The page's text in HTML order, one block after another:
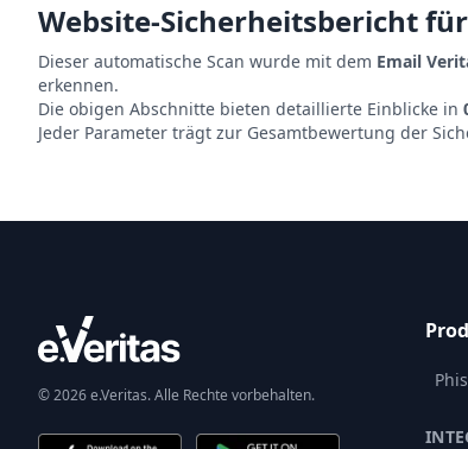
Website-Sicherheitsbericht für
Dieser automatische Scan wurde mit dem Email
erkennen.
Die obigen Abschnitte bieten detaillierte Einblicke in
Jeder Parameter trägt zur Gesamtbewertung der
© 2026 e.Veritas. Alle Rechte vorbehalten.